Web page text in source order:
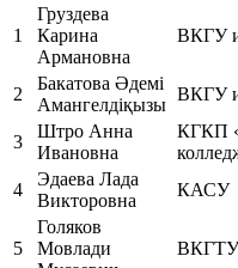
1
Груздева
Карина
Армановна
ВКГУ
2
Бакатова Әдемі
Амангелдіқызы
ВКГУ
3
Штро Анна
Ивановна
КГКП
4
Эдаева Лада
Викторовна
КАСУ
5
Голяков
Мовлади
ВКГТУ